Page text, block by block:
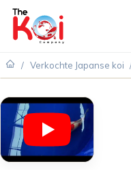
/ Verkochte Japanse koi
VERKOCHT